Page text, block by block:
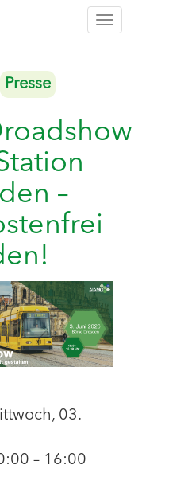
Toggle
Presse
–
03.
– 16:00